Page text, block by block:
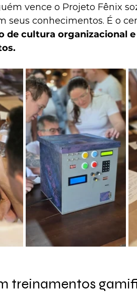
vence o Projeto Fênix
seus conhecimentos. É o
de cultura organizacional
treinamentos